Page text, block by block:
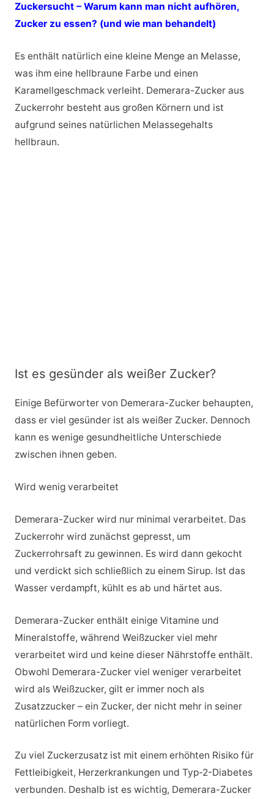
Zuckersucht – Warum kann man nicht aufhören,
Zucker zu essen? (und wie man behandelt)
Es enthält natürlich eine kleine Menge an Melasse,
was ihm eine hellbraune Farbe und einen
Karamellgeschmack verleiht. Demerara-Zucker aus
Zuckerrohr besteht aus großen Körnern und ist
aufgrund seines natürlichen Melassegehalts
hellbraun.
Ist es gesünder als weißer Zucker?
Einige Befürworter von Demerara-Zucker behaupten,
dass er viel gesünder ist als weißer Zucker. Dennoch
kann es wenige gesundheitliche Unterschiede
zwischen ihnen geben.
Wird wenig verarbeitet
Demerara-Zucker wird nur minimal verarbeitet. Das
Zuckerrohr wird zunächst gepresst, um
Zuckerrohrsaft zu gewinnen. Es wird dann gekocht
und verdickt sich schließlich zu einem Sirup. Ist das
Wasser verdampft, kühlt es ab und härtet aus.
Demerara-Zucker enthält einige Vitamine und
Mineralstoffe, während Weißzucker viel mehr
verarbeitet wird und keine dieser Nährstoffe enthält.
Obwohl Demerara-Zucker viel weniger verarbeitet
wird als Weißzucker, gilt er immer noch als
Zusatzzucker – ein Zucker, der nicht mehr in seiner
natürlichen Form vorliegt.
Zu viel Zuckerzusatz ist mit einem erhöhten Risiko für
Fettleibigkeit, Herzerkrankungen und Typ-2-Diabetes
verbunden. Deshalb ist es wichtig, Demerara-Zucker